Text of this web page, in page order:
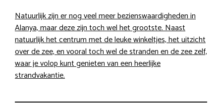
Natuurlijk zijn er nog veel meer bezienswaardigheden in
Alanya, maar deze zijn toch wel het grootste. Naast
natuurlijk het centrum met de leuke winkeltjes, het uitzicht
over de zee, en vooral toch wel de stranden en de zee zelf,
waar je volop kunt genieten van een heerlijke
strandvakantie.